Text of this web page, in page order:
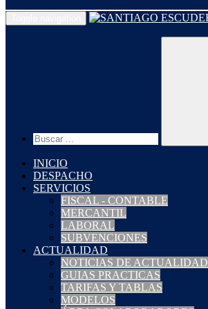
INICIO
DESPACHO
SERVICIOS
FISCAL - CONTABLE
MERCANTIL
LABORAL
SUBVENCIONES
ACTUALIDAD
NOTICIAS DE ACTUALIDAD
GUIAS PRACTICAS
TARIFAS Y TABLAS
MODELOS